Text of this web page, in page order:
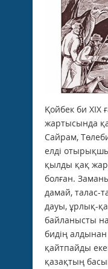
Қойбек би XIX
жартысында
Сайрам,
елдi
қылды қақ
болған.
дамай, талас-
дауы, ұрлық-
байланысты
бидiң
қайтпайды
қазақтың